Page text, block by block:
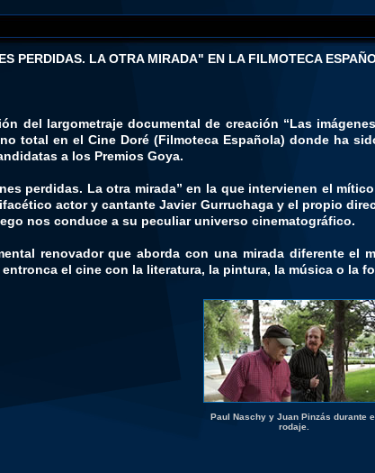
PERDIDAS. LA OTRA MIRADA" EN LA FILMOTECA
del largometraje documental de creación “Las
total en el Cine Doré (Filmoteca Española) donde ha
a los Premios Goya.
perdidas. La otra mirada” en la que intervienen el
actor y cantante Javier Gurruchaga y el propio
nos conduce a su peculiar universo cinematográfico.
renovador que aborda con una mirada diferente el
el cine con la literatura, la pintura, la música o la
Paul Naschy y Juan Pinzás durante
rodaje.